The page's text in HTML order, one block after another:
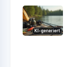
KI-generiert